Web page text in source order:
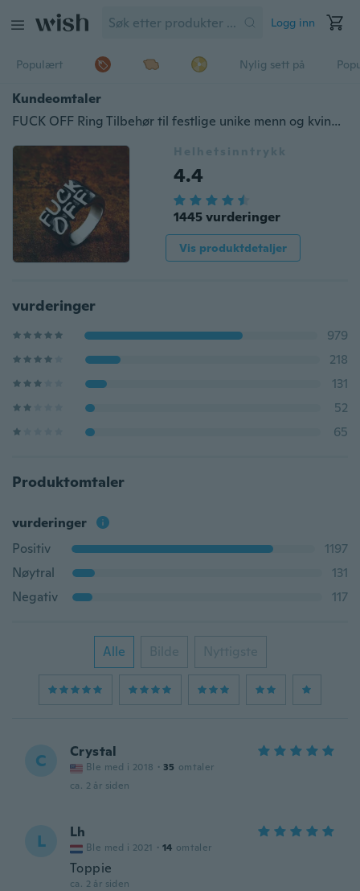
Logg inn
Populært Nylig sett på
Kundeomtaler
FUCK OFF Ring Tilbehør til festlige unike menn og kvinner
Helhetsinntrykk
4.4
1445 vurderinger
Vis produktdetaljer
vurderinger
979
218
131
52
65
Produktomtaler
vurderinger
Positiv
1197
Nøytral
131
Negativ
117
Alle Bilde Nyttigste
C Crystal
Ble med i 2018 · 35 omtaler
ca. 2 år siden
L Lh
Ble med i 2021 · 14 omtaler
Toppie
ca. 2 år siden